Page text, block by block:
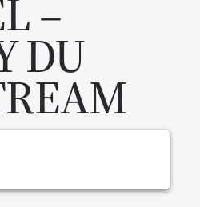
–
DU